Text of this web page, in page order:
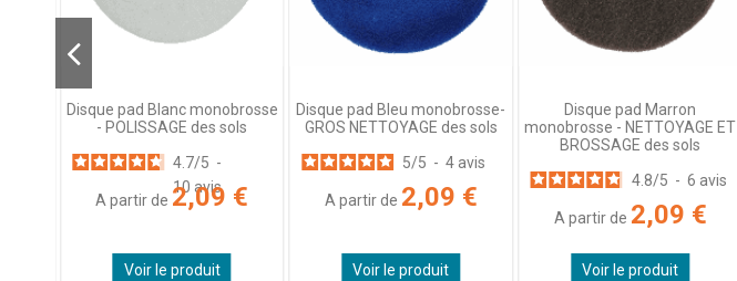
Disque pad Blanc monobrosse
- POLISSAGE des sols
4.7/5 -
10 avis
A partir de 2,09 €
Voir le produit
Disque pad Bleu monobrosse-
GROS NETTOYAGE des sols
5/5 - 4 avis
A partir de 2,09 €
Voir le produit
Disque pad Marron
monobrosse - NETTOYAGE ET
BROSSAGE des sols
4.8/5 - 6 avis
A partir de 2,09 €
Voir le produit